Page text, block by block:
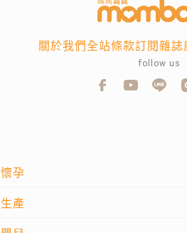
懷孕
生產
關於我們全站條款訂閱雜誌
follow us